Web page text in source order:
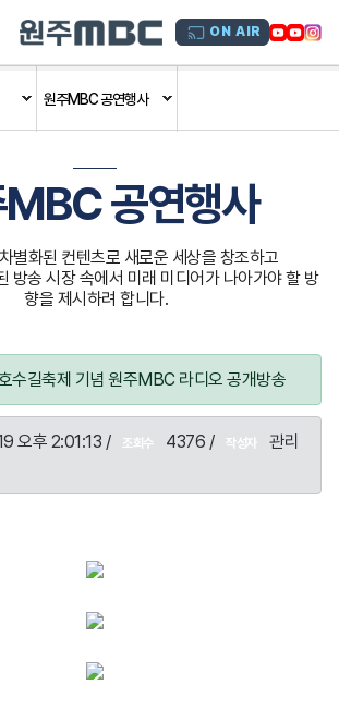
ON AIR
원주MBC 공연행사
공연행사
별화된 컨텐츠로 새로운 세상을 창조하고
방송 시장 속에서 미래 미디어가 나아가야 할 방
향을 제시하려 합니다.
수길축제 기념 원주MBC 라디오 공개방송
오후 2:01:13 / 조회수 4376 / 작성자
관리